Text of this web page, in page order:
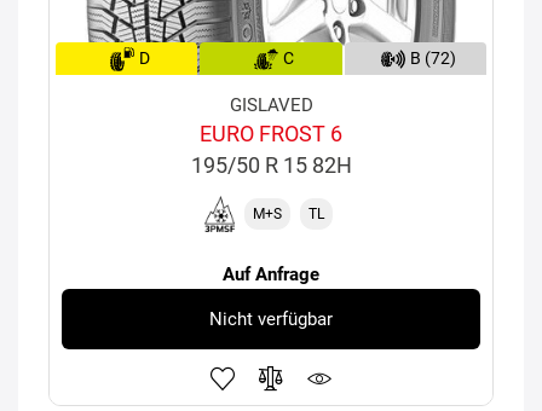
D C B (72)
GISLAVED
EURO FROST 6
195/50 R 15 82H
M+S TL
Auf Anfrage
Nicht verfügbar